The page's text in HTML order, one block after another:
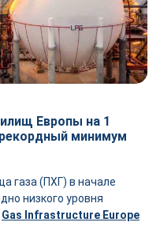
Европы на 1
минимум
газа (ПХГ) в начале
низкого уровня
Gas Infrastructure Europe